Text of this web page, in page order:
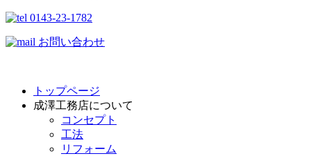
0143-23-1782
お問い合わせ
トップページ
成澤工務店について
コンセプト
工法
リフォーム